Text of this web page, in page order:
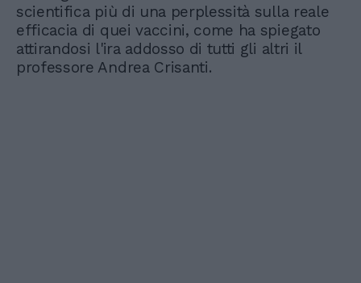
scientifica più di una perplessità sulla reale
efficacia di quei vaccini, come ha spiegato
attirandosi l'ira addosso di tutti gli altri il
professore Andrea Crisanti.